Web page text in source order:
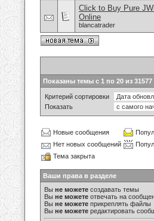
Click to Buy Pure
Online
blancatrader
Показаны темы с 1 по 20 из 31577
Критерий сортировки
Показать
Новые сообщения
Нет новых сообщений
Тема закрыта
Ваши права в разделе
Вы не можете создавать темы
Вы не можете отвечать на
Вы не можете прикреплять файлы
Вы не можете редактировать